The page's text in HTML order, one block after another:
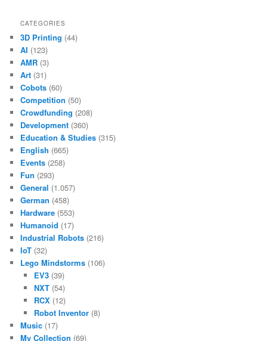
CATEGORIES
3D Printing (44)
AI (123)
AMR (3)
Art (31)
Cobots (60)
Competition (50)
Crowdfunding (208)
Development (360)
Education & Studies (315)
English (665)
Events (258)
Fun (293)
General (1.057)
German (458)
Hardware (553)
Humanoid (17)
Industrial Robots (216)
IoT (32)
Lego Mindstorms (106)
EV3(39)
NXT(54)
RCX(12)
Robot Inventor(8)
Music (17)
My Collection (69)